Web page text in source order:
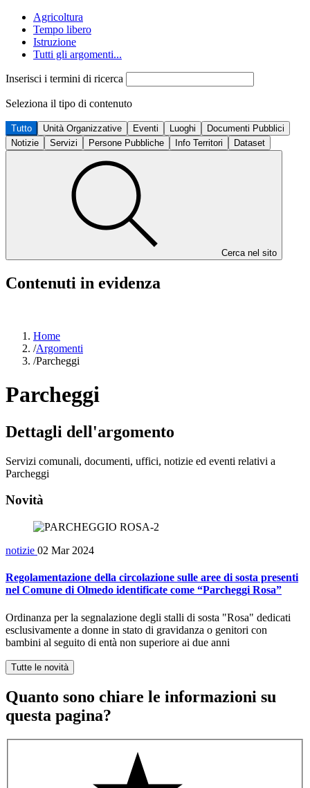
Agricoltura
Tempo libero
Istruzione
Tutti gli argomenti...
Inserisci i termini di ricerca
Seleziona il tipo di contenuto
Tutto Unità Organizzative Eventi Luoghi
Documenti Pubblici
Notizie
Servizi Persone Pubbliche Info Territori Dataset
Cerca nel sito
Contenuti in evidenza
Home
/Argomenti
/Parcheggi
Parcheggi
Dettagli dell'argomento
Servizi comunali, documenti, uffici, notizie ed eventi relativi a
Parcheggi
Novità
notizie 02 Mar 2024
Regolamentazione della circolazione sulle aree di sosta presenti
nel Comune di Olmedo identificate come “Parcheggi Rosa”
Ordinanza per la segnalazione degli stalli di sosta "Rosa" dedicati
esclusivamente a donne in stato di gravidanza o genitori con
bambini al seguito di entà non superiore ai due anni
Tutte le novità
Quanto sono chiare le informazioni su
questa pagina?